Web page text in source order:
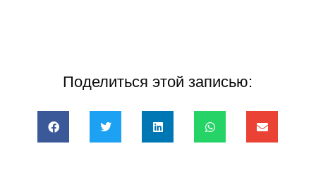
Поделиться этой записью: